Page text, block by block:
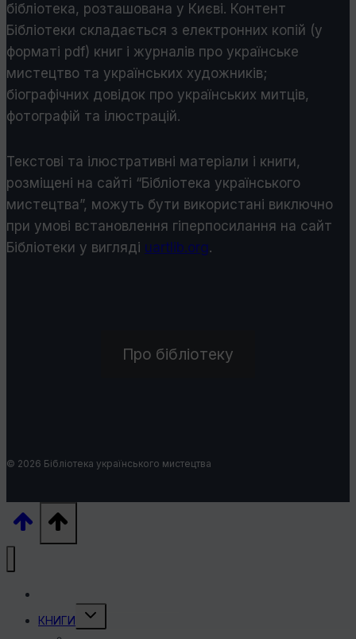
бібліотека, розташована у Києві. Контент
Бібліотеки складається з електронних копій (у
форматі pdf) книг і журналів про українське
мистецтво та українських художників;
біографічних довідок про українських митців,
фотографій та ілюстрацій.
Текстові та ілюстративні матеріали і книги,
розміщені на сайті “Бібліотека українського
мистецтва”, можуть бути використані виключно
при умові встановлення гіперпосилання на сайт
Бібліотеки у виглядi uartlib.org.
Про бібліотеку
© 2026 Бібліотека українського мистецтва
КНИГИ
Перемкнути